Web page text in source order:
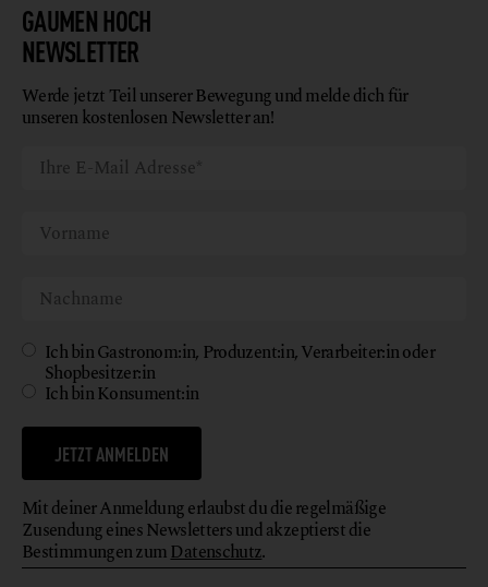
GAUMEN HOCH
NEWSLETTER
Werde jetzt Teil unserer Bewegung und melde dich für
unseren kostenlosen Newsletter an!
Ich bin Gastronom:in, Produzent:in, Verarbeiter:in oder
Shopbesitzer:in
Ich bin Konsument:in
JETZT ANMELDEN
Mit deiner Anmeldung erlaubst du die regelmäßige
Zusendung eines Newsletters und akzeptierst die
Bestimmungen zumDatenschutz.